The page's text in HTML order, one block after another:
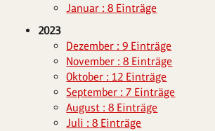
Januar : 8 Einträge
2023
Dezember : 9 Einträge
November : 8 Einträge
Oktober : 12 Einträge
September : 7 Einträge
August : 8 Einträge
Juli : 8 Einträge